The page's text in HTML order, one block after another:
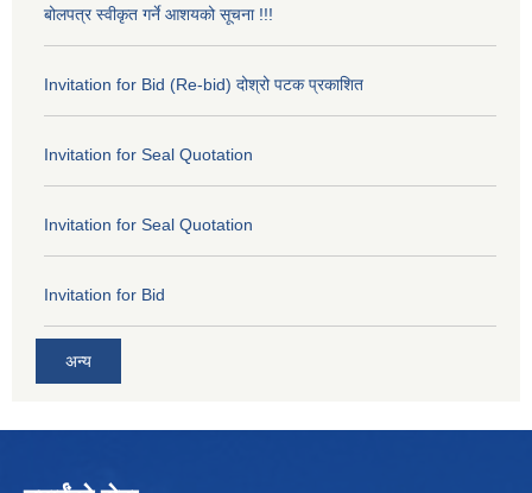
बोलपत्र स्वीकृत गर्ने आशयको सूचना !!!
Invitation for Bid (Re-bid) दोश्रो पटक प्रकाशित
Invitation for Seal Quotation
Invitation for Seal Quotation
Invitation for Bid
अन्य